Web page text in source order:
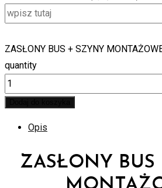
ZASŁONY BUS + SZYNY
quantity
Opis
ZASŁONY BUS